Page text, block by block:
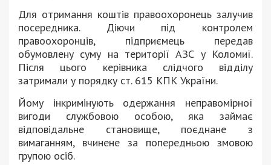
Для отримання коштів правоохоронець залучив
посередника. Діючи під контролем
правоохоронців, підприємець передав
обумовлену суму на території АЗС у Коломиї.
Після цього керівника слідчого відділу
затримали у порядку ст. 615 КПК України.
Йому інкримінують одержання неправомірної
вигоди службовою особою, яка займає
відповідальне становище, поєднане з
вимаганням, вчинене за попередньою змовою
групою осіб.